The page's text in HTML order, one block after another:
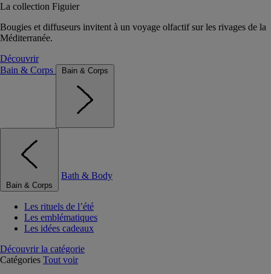
La collection Figuier
Bougies et diffuseurs invitent à un voyage olfactif sur les rivages de la
Méditerranée.
Découvrir
Bain & Corps
Bain & Corps
Bain & Corps
Bath & Body
Les rituels de l’été
Les emblématiques
Les idées cadeaux
Découvrir la catégorie
Catégories Tout voir